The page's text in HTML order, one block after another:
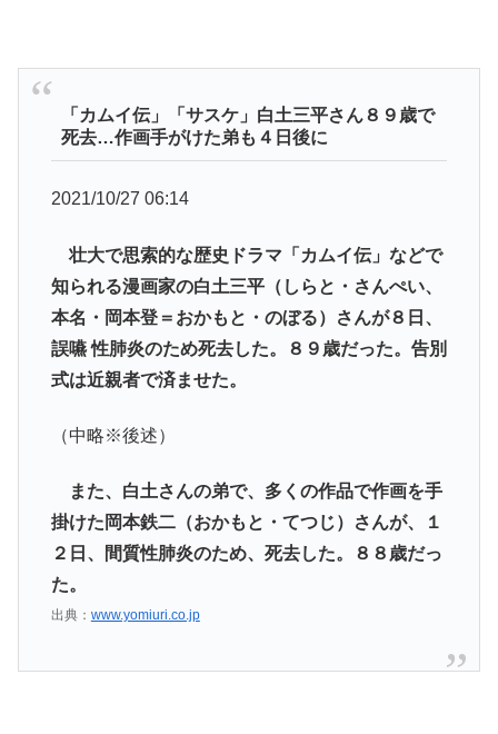
「カムイ伝」「サスケ」白土三平さん８９歳で
死去…作画手がけた弟も４日後に
2021/10/27 06:14
壮大で思索的な歴史ドラマ「カムイ伝」などで
知られる漫画家の白土三平（しらと・さんぺい、
本名・岡本登＝おかもと・のぼる）さんが８日、
誤嚥 性肺炎のため死去した。８９歳だった。告別
式は近親者で済ませた。
（中略※後述）
また、白土さんの弟で、多くの作品で作画を手
掛けた岡本鉄二（おかもと・てつじ）さんが、１
２日、間質性肺炎のため、死去した。８８歳だっ
た。
出典： www.yomiuri.co.jp